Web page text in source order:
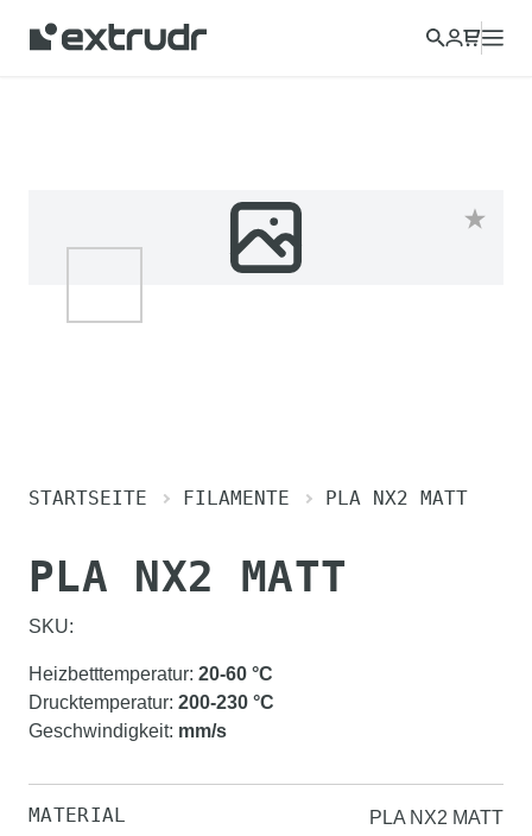
STARTSEITE FILAMENTE PLA NX2 MATT
PLA NX2 MATT
SKU:
Heizbetttemperatur: 20-60 °C
Drucktemperatur: 200-230 °C
Geschwindigkeit: mm/s
MATERIAL PLA NX2 MATT